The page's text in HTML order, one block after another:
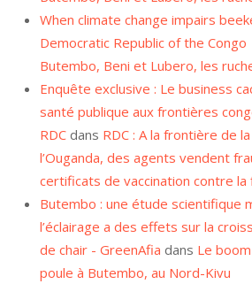
When climate change impairs
Democratic Republic of the
Butembo, Beni et Lubero, les
Enquête exclusive : Le business
santé publique aux frontières
RDC dans RDC : A la frontière de
l’Ouganda, des agents vendent
certificats de vaccination contre la
Butembo : une étude scientifique
l’éclairage a des effets sur la
de chair - GreenAfia dans Le
poule à Butembo, au Nord-Kivu